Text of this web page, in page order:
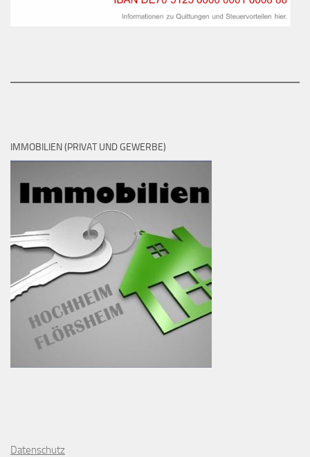
IMMOBILIEN (PRIVAT UND GEWERBE)
Datenschutz